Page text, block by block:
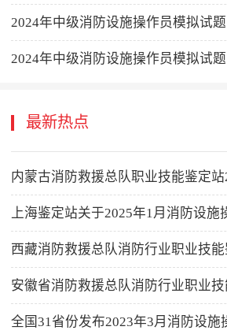
2024年中级消防设施操作员模拟试题
2024年中级消防设施操作员模拟试题
最新热点